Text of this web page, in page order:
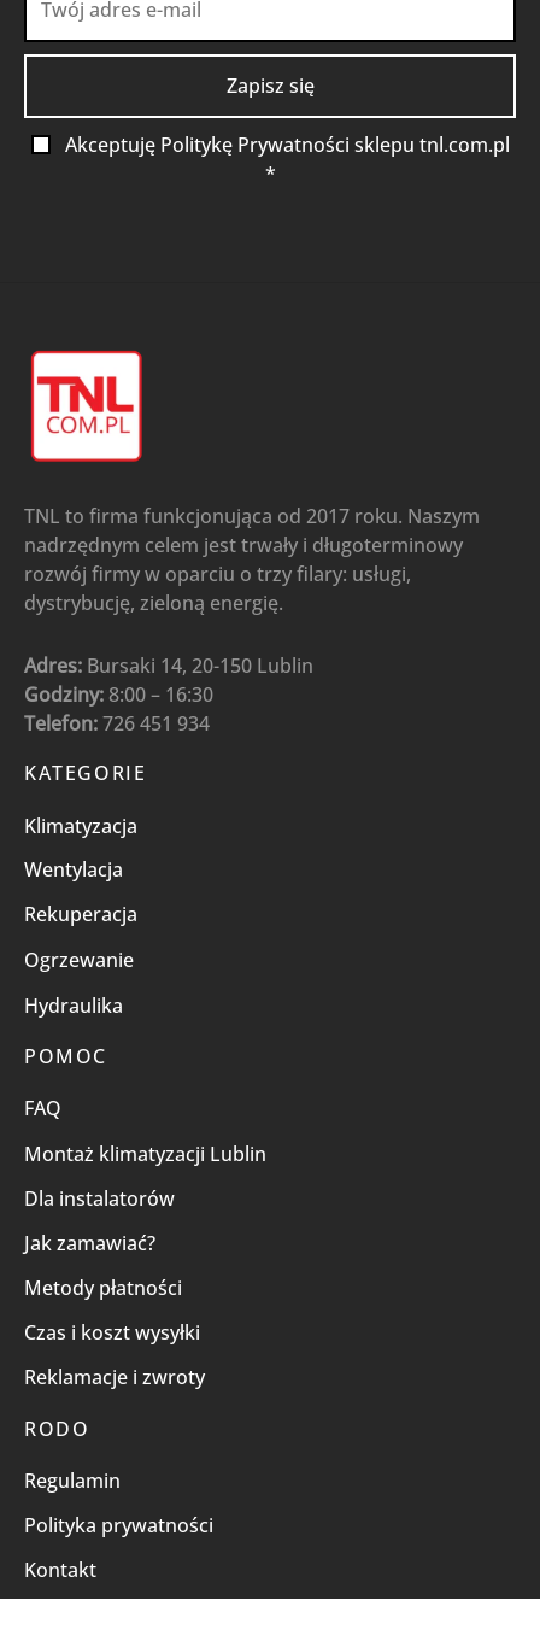
Akceptuję Politykę Prywatności sklepu tnl.com.pl
*
TNL to firma funkcjonująca od 2017 roku. Naszym
nadrzędnym celem jest trwały i długoterminowy
rozwój firmy w oparciu o trzy filary: usługi,
dystrybucję, zieloną energię.
Adres: Bursaki 14, 20-150 Lublin
Godziny: 8:00 – 16:30
Telefon:726 451 934
KATEGORIE
Klimatyzacja
Wentylacja
Rekuperacja
Ogrzewanie
Hydraulika
POMOC
FAQ
Montaż klimatyzacji Lublin
Dla instalatorów
Jak zamawiać?
Metody płatności
Czas i koszt wysyłki
Reklamacje i zwroty
RODO
Regulamin
Polityka prywatności
Kontakt